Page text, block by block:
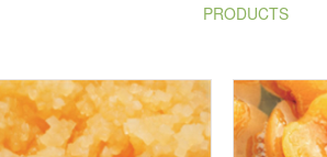
PRODUCTS